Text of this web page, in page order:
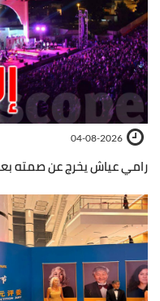
04-08-2026
رامي عياش يخرج عن صمته